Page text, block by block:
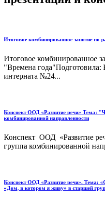
Итоговое комбинированное занятие по
Итоговое комбинированное
"Времена года"Подготовила:
интерната №24...
Конспект ООД «Развитие речи» Тема:
комбинированной направленности
Конспект ООД «Развитие
группа комбинированной
Конспект ООД «Развитие речи». Тема:
«Дом, в котором я живу» в старшей